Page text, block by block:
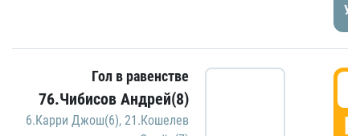
Гол в равенстве
76.Чибисов Андрей(8)
6.Карри Джош(6), 21.Кошелев